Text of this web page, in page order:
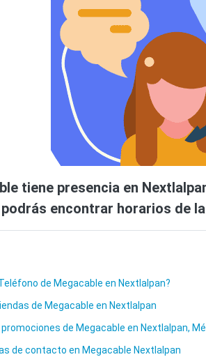
tiene presencia en
encontrar horarios de
de Megacable en Nextlalpan?
de Megacable en Nextlalpan
de Megacable en Nextlalpan,
de contacto en Megacable Nextlalpan